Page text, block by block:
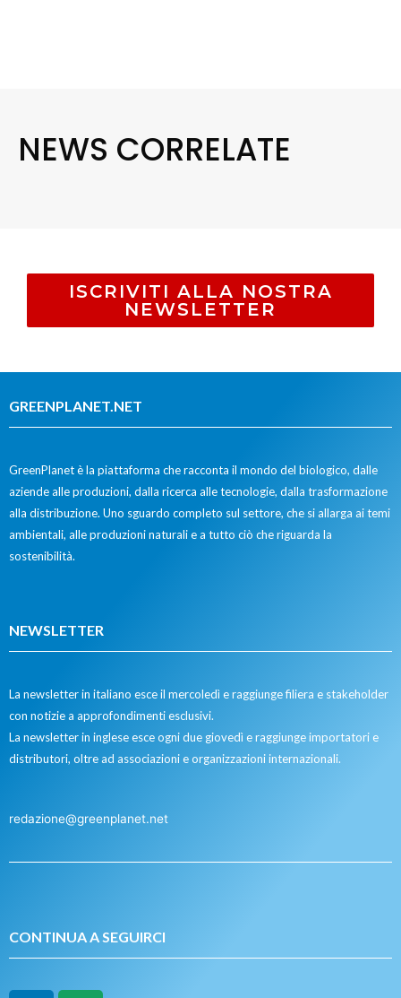
NEWS CORRELATE
ISCRIVITI ALLA NOSTRA
NEWSLETTER
GREENPLANET.NET
GreenPlanet è la piattaforma che racconta il mondo del biologico, dalle
aziende alle produzioni, dalla ricerca alle tecnologie, dalla trasformazione
alla distribuzione. Uno sguardo completo sul settore, che si allarga ai temi
ambientali, alle produzioni naturali e a tutto ciò che riguarda la
sostenibilità.
NEWSLETTER
La newsletter in italiano esce il mercoledì e raggiunge filiera e stakeholder
con notizie a approfondimenti esclusivi.
La newsletter in inglese esce ogni due giovedì e raggiunge importatori e
distributori, oltre ad associazioni e organizzazioni internazionali.
redazione@greenplanet.net
CONTINUA A SEGUIRCI